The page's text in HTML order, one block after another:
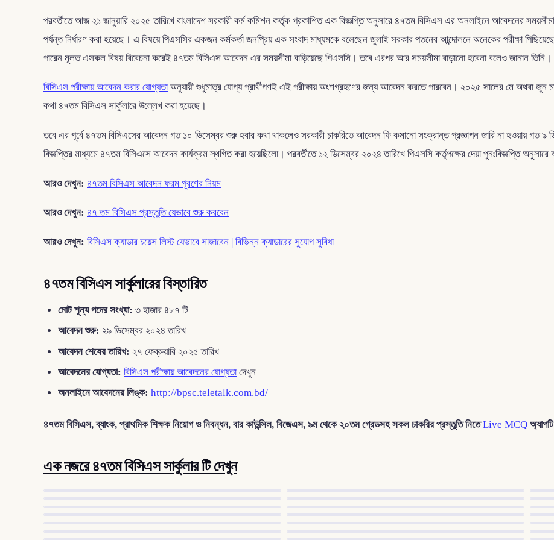
পরবর্তীতে আজ ২১ জানুয়ারি ২০২৫ তারিখে বাংলাদেশ সরকারী কর্ম কমিশন কর্তৃক প্রকাশিত এক বিজ্ঞপ্তি অনুসারে ৪৭তম বিসিএস এর অনলাইনে আবেদনের
পর্যন্ত নির্ধারণ করা হয়েছে। এ বিষয়ে পিএসসির একজন কর্মকর্তা জনপ্রিয় এক সংবাদ মাধ্যমকে বলেছেন জুলাই সরকার পতনের আন্দোলনে অনেকের পরীক্ষা
পারেন মূলত এসকল বিষয় বিবেচনা করেই ৪৭তম বিসিএস আবেদন এর সময়সীমা বাড়িয়েছে পিএসসি। তবে এরপর আর সময়সীমা বাড়ানো হবেনা বলেও জানান তিনি।
বিসিএস পরীক্ষায় আবেদন করার যোগ্যতাঅনুযায়ী শুধুমাত্র যোগ্য প্রার্থীগণই এই পরীক্ষায় অংশগ্রহণের জন্য আবেদন করতে পারবেন। ২০২৫ সালের মে অথবা জুন
কথা ৪৭তম বিসিএস সার্কুলারে উল্লেখ করা হয়েছে।
তবে এর পূর্বে ৪৭তম বিসিএসের আবেদন গত ১০ ডিসেম্বর শুরু হবার কথা থাকলেও সরকারী চাকরিতে আবেদন ফি কমানো সংক্রান্ত প্রজ্ঞাপন জারি না হওয়ায় গত ৯
বিজ্ঞপ্তির মাধ্যমে ৪৭তম বিসিএসে আবেদন কার্যক্রম স্থগিত করা হয়েছিলো। পরবর্তীতে ১২ ডিসেম্বর ২০২৪ তারিখে পিএসসি কর্তৃপক্ষের দেয়া পুনঃবিজ্ঞপ্তি
আরও দেখুন: ৪৭তম বিসিএস আবেদন ফরম পূরণের নিয়ম
আরও দেখুন: ৪৭ তম বিসিএস প্রস্তুতি যেভাবে শুরু করবেন
আরও দেখুন: বিসিএস ক্যাডার চয়েস লিস্ট যেভাবে সাজাবেন | বিভিন্ন ক্যাডারের সুযোগ সুবিধা
৪৭তম বিসিএস সার্কুলারের বিস্তারিত
মোট শূন্য পদের সংখ্যা: ৩ হাজার ৪৮৭ টি
আবেদন শুরু: ২৯ ডিসেম্বর ২০২৪ তারিখ
আবেদন শেষের তারিখ: ২৭ ফেব্রুয়ারি ২০২৫ তারিখ
আবেদনের যোগ্যতা: বিসিএস পরীক্ষায় আবেদনের যোগ্যতাদেখুন
অনলাইনে আবেদনের লিঙ্ক: http://bpsc.teletalk.com.bd/
৪৭তম বিসিএস, ব্যাংক, প্রাথমিক শিক্ষক নিয়োগ ও নিবন্ধন, বার কাউন্সিল, বিজেএস, ৯ম থেকে ২০তম গ্রেডসহ সকল চাকরির প্রস্তুতি নিতেLive MCQ
এক নজরে ৪৭তম বিসিএস সার্কুলার টি দেখুন